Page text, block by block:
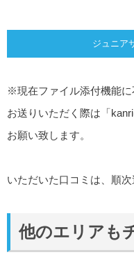
※現在ファイル添付機能
お送りいただく際は「
お願い致します。
いただいた口コミは、順次
他のエリアも